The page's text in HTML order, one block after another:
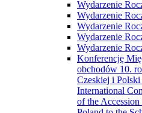
Wydarzenie
Wydarzenie
Wydarzenie
Wydarzenie
Wydarzenie
Konferencję
obchodów 10.
Czeskiej i Polski
International
of the